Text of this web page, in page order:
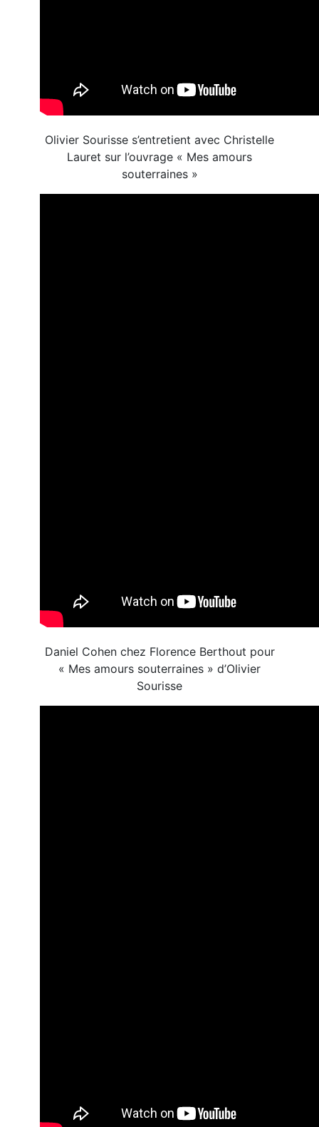
Olivier Sourisse s’entretient avec Christelle
Lauret sur l’ouvrage « Mes amours
souterraines »
Daniel Cohen chez Florence Berthout pour
« Mes amours souterraines » d’Olivier
Sourisse